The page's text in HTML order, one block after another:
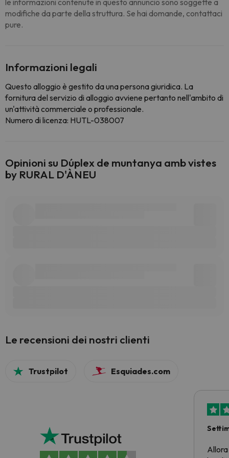
le informazioni contenute in questo annuncio sono soggette a
modifiche da parte della struttura. Se hai domande, contattaci
pure.
Informazioni legali
Questo alloggio è gestito da una persona giuridica. La
fornitura del servizio di alloggio avviene pertanto nell'ambito di
un'attività commerciale o professionale.
Numero di licenza: HUTL-038007
Opinioni su Dúplex de muntanya amb vistes
by RURAL D'ÀNEU
Le recensioni dei nostri clienti
Trustpilot Esquiades.com
Allora